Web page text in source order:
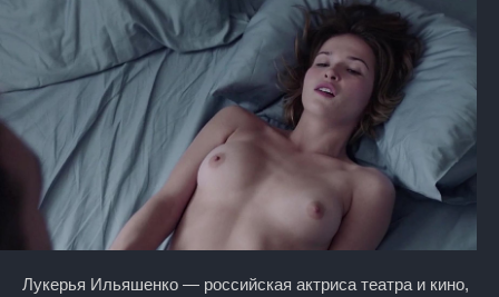
Лукерья Ильяшенко — российская актриса театра и кино,